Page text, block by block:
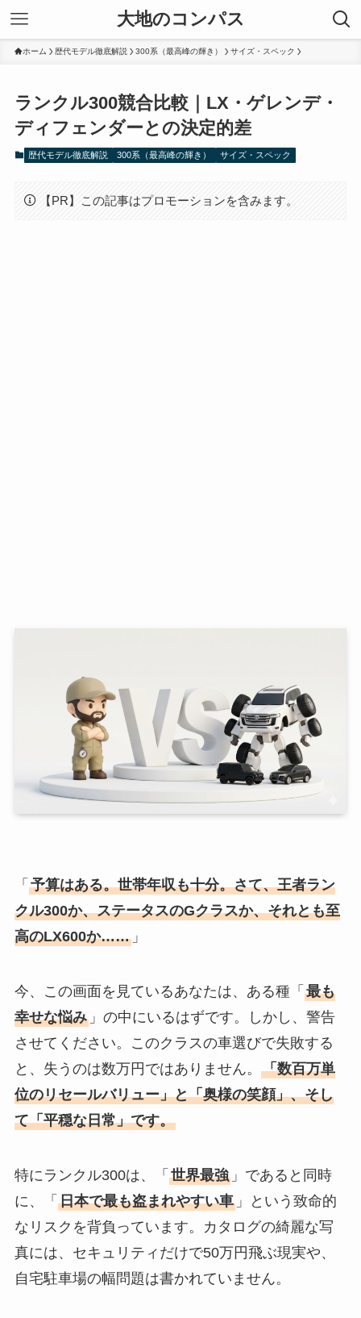
大地のコンパス
ホーム 歴代モデル徹底解説 300系（最高峰の輝き） サイズ・スペック
ランクル300競合比較｜LX・ゲレンデ・
ディフェンダーとの決定的差
歴代モデル徹底解説 300系（最高峰の輝き） サイズ・スペック
【PR】この記事はプロモーションを含みます。
「 予算はある。世帯年収も十分。さて、王者ラン
クル300か、ステータスのGクラスか、それとも至
高のLX600か……」
今、この画面を見ているあなたは、ある種「 最も
幸せな悩み」の中にいるはずです。しかし、警告
させてください。このクラスの車選びで失敗する
と、失うのは数万円ではありません。 「数百万単
位のリセールバリュー」と「奥様の笑顔」、そし
て「平穏な日常」です。
特にランクル300は、「 世界最強」であると同時
に、「 日本で最も盗まれやすい車」という致命的
なリスクを背負っています。カタログの綺麗な写
真には、セキュリティだけで50万円飛ぶ現実や、
自宅駐車場の幅問題は書かれていません。